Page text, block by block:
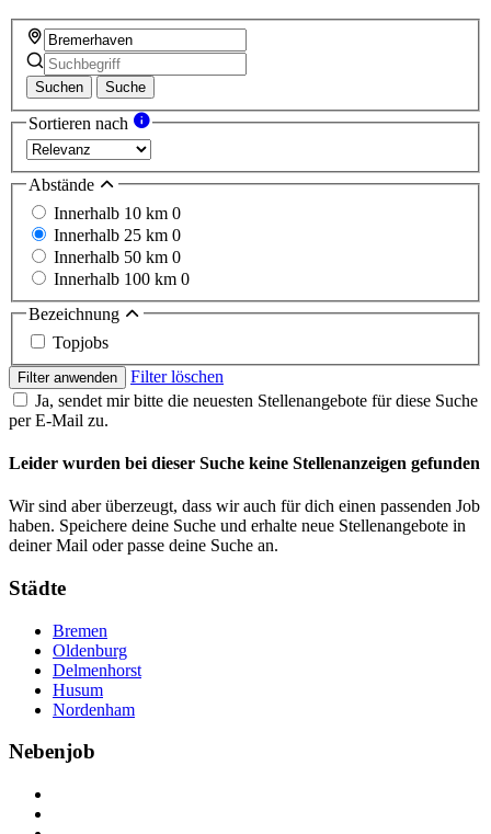
Suchen Suche
Sortieren nach
Abstände
Innerhalb 10 km 0
Innerhalb 25 km 0
Innerhalb 50 km 0
Innerhalb 100 km 0
Bezeichnung
Topjobs
Filter anwenden
Filter löschen
Ja, sendet mir bitte die neuesten Stellenangebote für diese Suche
per E-Mail zu.
Leider wurden bei dieser Suche keine Stellenanzeigen gefunden
Wir sind aber überzeugt, dass wir auch für dich einen passenden Job
haben. Speichere deine Suche und erhalte neue Stellenangebote in
deiner Mail oder passe deine Suche an.
Städte
Bremen
Oldenburg
Delmenhorst
Husum
Nordenham
Nebenjob